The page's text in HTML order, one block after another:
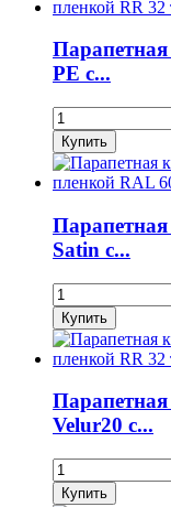
PE с...
Satin с...
Velur20 с...